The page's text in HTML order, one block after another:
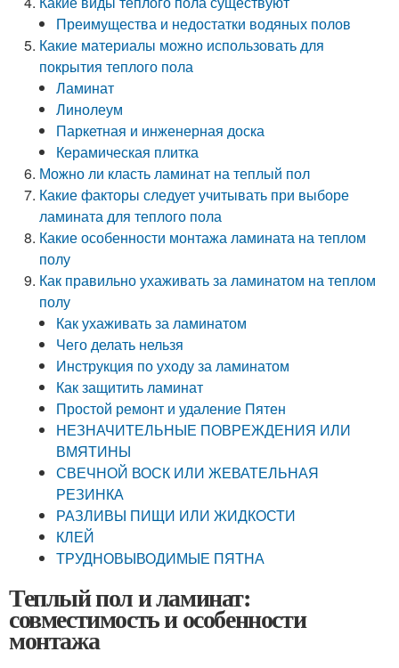
Преимущества и недостатки водяных полов
Какие материалы можно использовать для
покрытия теплого пола
Ламинат
Линолеум
Паркетная и инженерная доска
Керамическая плитка
Можно ли класть ламинат на теплый пол
Какие факторы следует учитывать при выборе
ламината для теплого пола
Какие особенности монтажа ламината на теплом
полу
Как правильно ухаживать за ламинатом на теплом
полу
Как ухаживать за ламинатом
Чего делать нельзя
Инструкция по уходу за ламинатом
Как защитить ламинат
Простой ремонт и удаление Пятен
НЕЗНАЧИТЕЛЬНЫЕ ПОВРЕЖДЕНИЯ ИЛИ
ВМЯТИНЫ
СВЕЧНОЙ ВОСК ИЛИ ЖЕВАТЕЛЬНАЯ
РЕЗИНКА
РАЗЛИВЫ ПИЩИ ИЛИ ЖИДКОСТИ
КЛЕЙ
ТРУДНОВЫВОДИМЫЕ ПЯТНА
Теплый пол и ламинат:
совместимость и особенности
монтажа